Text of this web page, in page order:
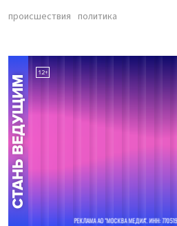
происшествия политика